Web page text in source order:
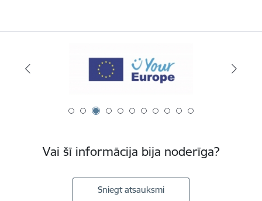
Vai šī informācija bija noderīga?
Sniegt atsauksmi